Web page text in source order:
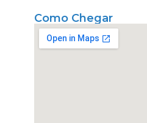
Como Chegar